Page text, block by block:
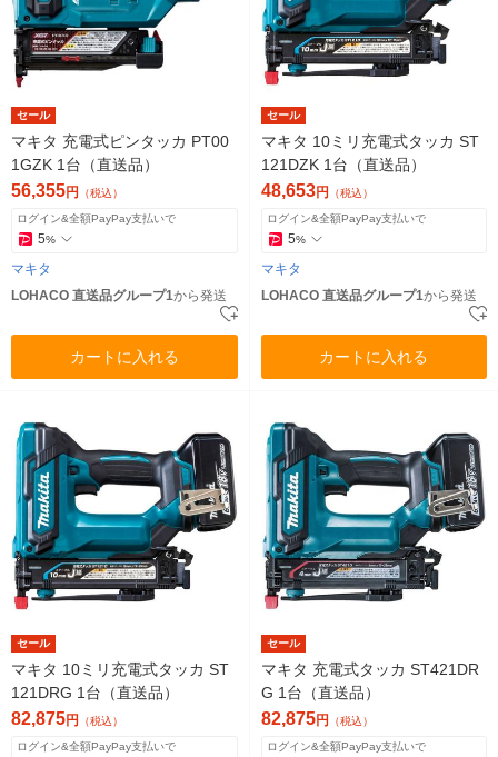
セール
マキタ 充電式ピンタッカ PT00
1GZK 1台（直送品）
56,355円 （税込）
ログイン&全額PayPay支払いで
5%
マキタ
LOHACO 直送品グループ1から発送
カートに入れる
セール
マキタ 10ミリ充電式タッカ ST
121DZK 1台（直送品）
48,653円 （税込）
ログイン&全額PayPay支払いで
5%
マキタ
LOHACO 直送品グループ1から発送
カートに入れる
セール
マキタ 10ミリ充電式タッカ ST
121DRG 1台（直送品）
82,875円 （税込）
ログイン&全額PayPay支払いで
セール
マキタ 充電式タッカ ST421DR
G 1台（直送品）
82,875円 （税込）
ログイン&全額PayPay支払いで